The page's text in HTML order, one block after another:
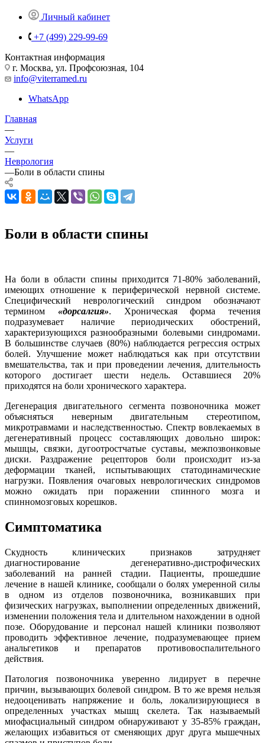
Личный кабинет
+7 (499) 229-99-69
Контактная информация
г. Москва, ул. Профсоюзная, 104
info@viterramed.ru
WhatsApp
Главная
—
Услуги
—
Неврология
—Боли в области спины
Боли в области спины
На боли в области спины приходится 71-80% заболеваний,
имеющих отношение к периферической нервной системе.
Специфический неврологический синдром обозначают
термином «дорсалгия». Хроническая форма течения
подразумевает наличие периодических обострений,
характеризующихся разнообразными болевыми синдромами.
В большинстве случаев (80%) наблюдается регрессия острых
болей. Улучшение может наблюдаться как при отсутствии
вмешательства, так и при проведении лечения, длительность
которого достигает шести недель. Оставшиеся 20%
приходятся на боли хронического характера.
Дегенерация двигательного сегмента позвоночника может
объясняться неверным двигательным стереотипом,
микротравмами и наследственностью. Спектр вовлекаемых в
дегенеративный процесс составляющих довольно широк:
мышцы, связки, дугоотростчатые суставы, межпозвонковые
диски. Раздражение рецепторов боли происходит из-за
деформации тканей, испытывающих статодинамические
нагрузки. Появления очаговых неврологических синдромов
можно ожидать при поражении спинного мозга и
спинномозговых корешков.
Симптоматика
Скудность клинических признаков затрудняет
диагностирование дегенеративно-дистрофических
заболеваний на ранней стадии. Пациенты, прошедшие
лечение в нашей клинике, сообщали о болях умеренной силы
в одном из отделов позвоночника, возникавших при
физических нагрузках, выполнении определенных движений,
изменении положения тела и длительном нахождении в одной
позе. Оборудование и персонал нашей клиники позволяют
проводить эффективное лечение, подразумевающее прием
анальгетиков и препаратов противовоспалительного
действия.
Патология позвоночника уверенно лидирует в перечне
причин, вызывающих болевой синдром. В то же время нельзя
недооценивать напряжение и боль, локализирующиеся в
определенных участках мышц скелета. Так называемый
миофасциальный синдром обнаруживают у 35-85% граждан,
желающих избавиться от сменяющих друг друга мышечных